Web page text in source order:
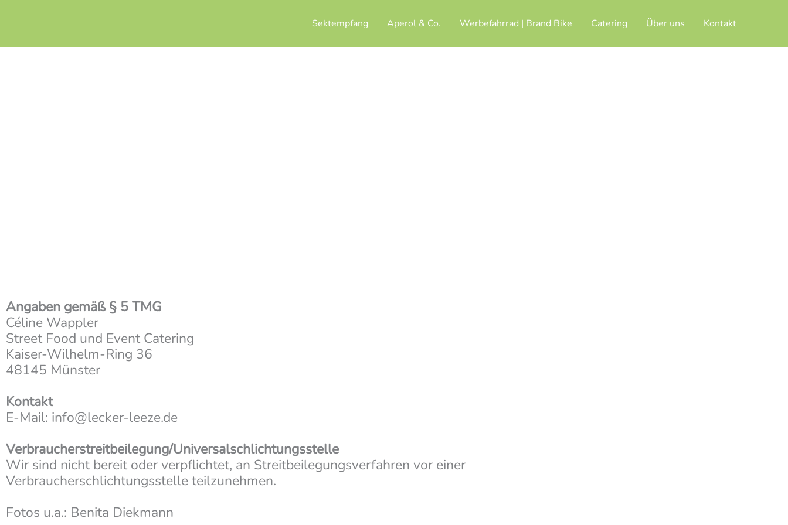
Sektempfang Aperol & Co. Werbefahrrad | Brand Bike Catering Über uns Kontakt
Angaben gemäß § 5 TMG
Céline Wappler
Street Food und Event Catering
Kaiser-Wilhelm-Ring 36
48145 Münster
Kontakt
E-Mail: info@lecker-leeze.de
Verbraucherstreitbeilegung/Universalschlichtungsstelle
Wir sind nicht bereit oder verpflichtet, an Streitbeilegungsverfahren vor einer
Verbraucherschlichtungsstelle teilzunehmen.
Fotos u.a.: Benita Diekmann